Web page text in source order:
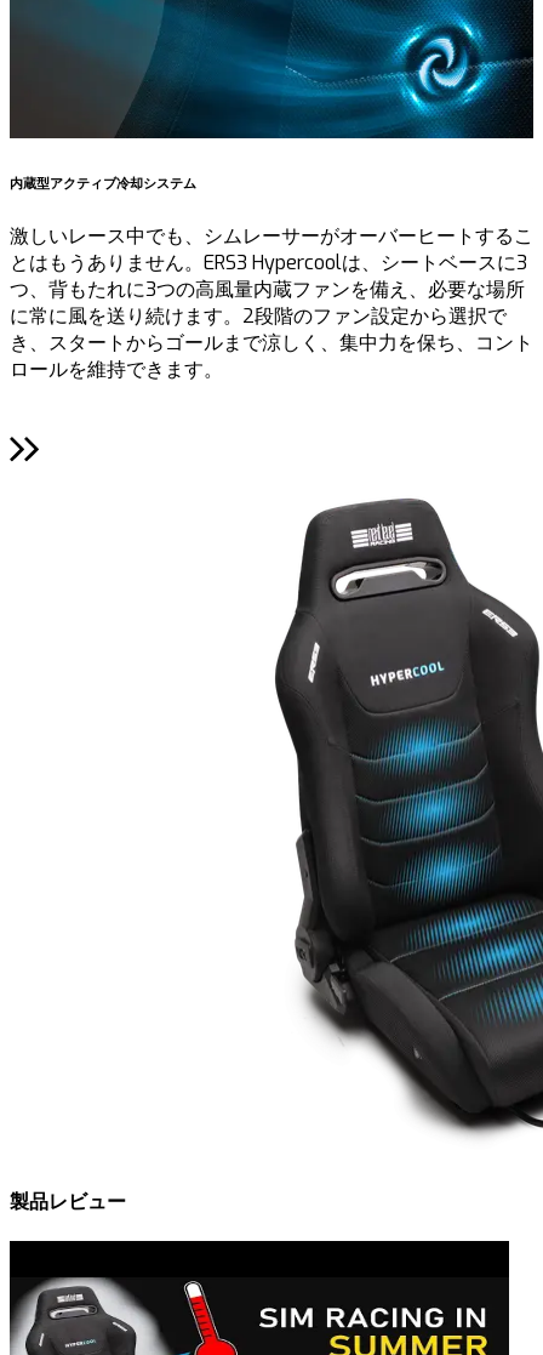
内蔵型アクティブ冷却システム
激しいレース中でも、シムレーサーがオーバーヒートするこ
とはもうありません。ERS3 Hypercoolは、シートベースに3
つ、背もたれに3つの高風量内蔵ファンを備え、必要な場所
に常に風を送り続けます。2段階のファン設定から選択で
き、スタートからゴールまで涼しく、集中力を保ち、コント
ロールを維持できます。
製品レビュー